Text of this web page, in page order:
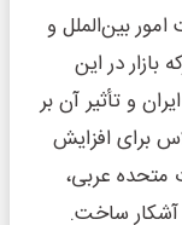
بین‌الملل و
بازار در این
و تأثیر آن بر
برای افزایش
متحده عربی،
آشکار ساخت.